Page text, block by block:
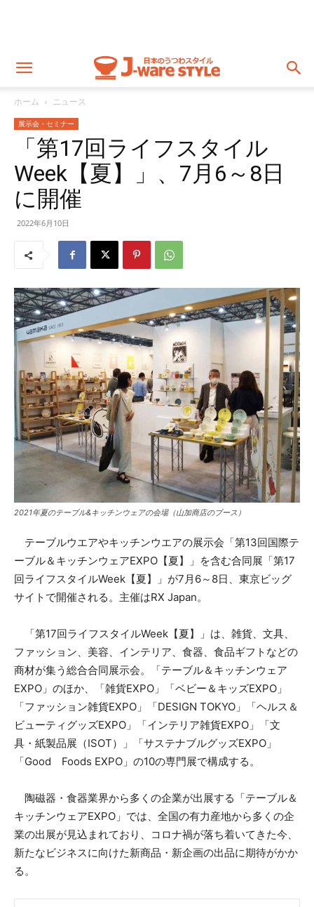
ホーム ニュース
展示会・セミナー
「第17回ライフスタイル
Week【夏】」、7月6～8日
に開催
2022年6月10日
2021年夏のテーブル&キッチンウェアの会場（山加商店のブース）
テーブルウエアやキッチンウエアの展示会「第13回国際テ
ーブル＆キッチンウェアEXPO【夏】」を含む合同展「第17
回ライフスタイルWeek【夏】」が7月6～8日、東京ビッグ
サイトで開催される。主催はRX Japan。
「第17回ライフスタイルWeek【夏】」は、雑貨、文具、
ファッション、美容、インテリア、食器、食品ギフトなどの
商材が集う総合合同展示会。「テーブル＆キッチンウェア
EXPO」のほか、「雑貨EXPO」「ベビー＆キッズEXPO」
「ファッション雑貨EXPO」「DESIGN TOKYO」「ヘルス＆
ビューティグッズEXPO」「インテリア雑貨EXPO」「文
具・紙製品展（ISOT）」「サステナブルグッズEXPO」
「Good Foods EXPO」の10の専門展で構成する。
陶磁器・食器業界から多くの企業が出展する「テーブル＆
キッチンウェアEXPO」では、全国の有力産地から多くの企
業の出展が見込まれており、コロナ禍が落ち着いてきた今、
新たなビジネスに向けた新商品・新企画の出品に期待がかか
る。